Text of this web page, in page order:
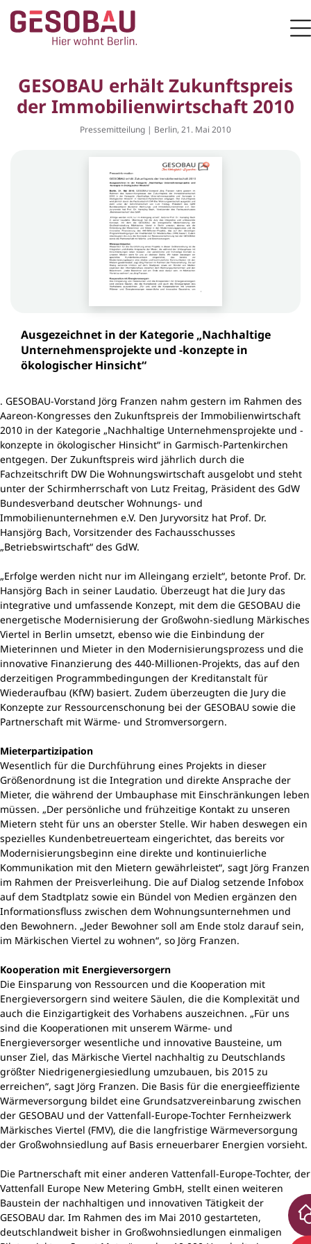
ZUM HAUPTINHALT SPRINGEN
Zur Startseite
GESOBAU erhält Zukunftspreis
der Immobilienwirtschaft 2010
Pressemitteilung | Berlin, 21. Mai 2010
Ausgezeichnet in der Kategorie „Nachhaltige
Unternehmensprojekte und -konzepte in
ökologischer Hinsicht“
. GESOBAU-Vorstand Jörg Franzen nahm gestern im Rahmen des
Aareon-Kongresses den Zukunftspreis der Immobilienwirtschaft
2010 in der Kategorie „Nachhaltige Unternehmensprojekte und -
konzepte in ökologischer Hinsicht“ in Garmisch-Partenkirchen
entgegen. Der Zukunftspreis wird jährlich durch die
Fachzeitschrift DW Die Wohnungswirtschaft ausgelobt und steht
unter der Schirmherrschaft von Lutz Freitag, Präsident des GdW
Bundesverband deutscher Wohnungs- und
Immobilienunternehmen e.V. Den Juryvorsitz hat Prof. Dr.
Hansjörg Bach, Vorsitzender des Fachausschusses
„Betriebswirtschaft“ des GdW.
„Erfolge werden nicht nur im Alleingang erzielt“, betonte Prof. Dr.
Hansjörg Bach in seiner Laudatio. Überzeugt hat die Jury das
integrative und umfassende Konzept, mit dem die GESOBAU die
energetische Modernisierung der Großwohn-siedlung Märkisches
Viertel in Berlin umsetzt, ebenso wie die Einbindung der
Mieterinnen und Mieter in den Modernisierungsprozess und die
innovative Finanzierung des 440-Millionen-Projekts, das auf den
derzeitigen Programmbedingungen der Kreditanstalt für
Wiederaufbau (KfW) basiert. Zudem überzeugten die Jury die
Konzepte zur Ressourcenschonung bei der GESOBAU sowie die
Partnerschaft mit Wärme- und Stromversorgern.
Mieterpartizipation
Wesentlich für die Durchführung eines Projekts in dieser
Größenordnung ist die Integration und direkte Ansprache der
Mieter, die während der Umbauphase mit Einschränkungen leben
müssen. „Der persönliche und frühzeitige Kontakt zu unseren
Mietern steht für uns an oberster Stelle. Wir haben deswegen ein
spezielles Kundenbetreuerteam eingerichtet, das bereits vor
Modernisierungsbeginn eine direkte und kontinuierliche
Kommunikation mit den Mietern gewährleistet“, sagt Jörg Franzen
im Rahmen der Preisverleihung. Die auf Dialog setzende Infobox
auf dem Stadtplatz sowie ein Bündel von Medien ergänzen den
Informationsfluss zwischen dem Wohnungsunternehmen und
den Bewohnern. „Jeder Bewohner soll am Ende stolz darauf sein,
im Märkischen Viertel zu wohnen“, so Jörg Franzen.
Kooperation mit Energieversorgern
Die Einsparung von Ressourcen und die Kooperation mit
Energieversorgern sind weitere Säulen, die die Komplexität und
auch die Einzigartigkeit des Vorhabens auszeichnen. „Für uns
sind die Kooperationen mit unserem Wärme- und
Energieversorger wesentliche und innovative Bausteine, um
unser Ziel, das Märkische Viertel nachhaltig zu Deutschlands
größter Niedrigenergiesiedlung umzubauen, bis 2015 zu
erreichen“, sagt Jörg Franzen. Die Basis für die energieeffiziente
Wärmeversorgung bildet eine Grundsatzvereinbarung zwischen
der GESOBAU und der Vattenfall-Europe-Tochter Fernheizwerk
Märkisches Viertel (FMV), die die langfristige Wärmeversorgung
der Großwohnsiedlung auf Basis erneuerbarer Energien vorsieht.
Die Partnerschaft mit einer anderen Vattenfall-Europe-Tochter, der
Vattenfall Europe New Metering GmbH, stellt einen weiteren
Baustein der nachhaltigen und innovativen Tätigkeit der
GESOBAU dar. Im Rahmen des im Mai 2010 gestarteten,
deutschlandweit bisher in Großwohnsiedlungen einmaligen